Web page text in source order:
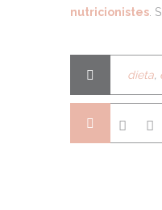
nutricionistes .
dieta